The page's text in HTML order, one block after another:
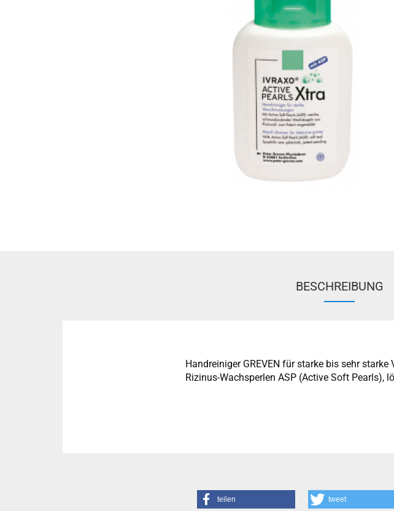
BESCHREIBUNG
Handreiniger GREVEN für starke bis sehr
Rizinus-Wachsperlen ASP (Active Soft Pearls),
teilen tweet